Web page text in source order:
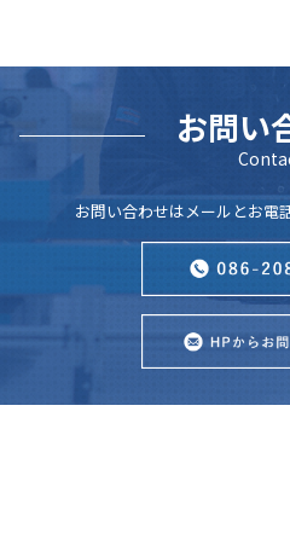
お問い
お問い合わせはメールとお電